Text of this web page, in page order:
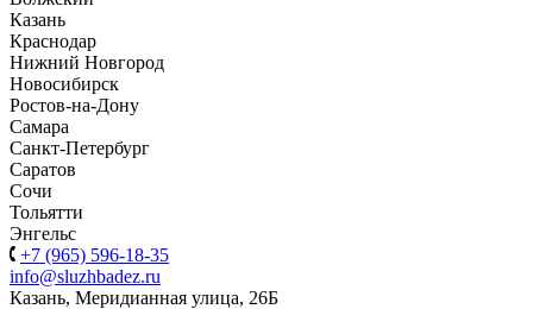
Казань
Краснодар
Нижний Новгород
Новосибирск
Ростов-на-Дону
Самара
Санкт-Петербург
Саратов
Сочи
Тольятти
Энгельс
+7 (965) 596-18-35
info@sluzhbadez.ru
Казань, Меридианная улица, 26Б